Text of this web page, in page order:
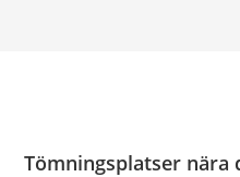
Tömningsplatser nära